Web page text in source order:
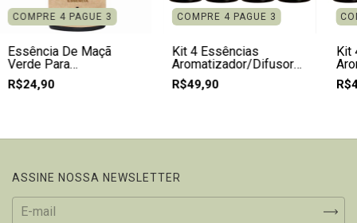
COMPRE 4 PAGUE 3
Essência De Maçã
Verde Para
Aromatizador Difusor
R$24,90
COMPRE 4 PAGUE 3
Kit 4 Essências
Aromatizador/Difusor
10ml - Sobremesas
R$49,90
Kit
ASSINE NOSSA NEWSLETTER